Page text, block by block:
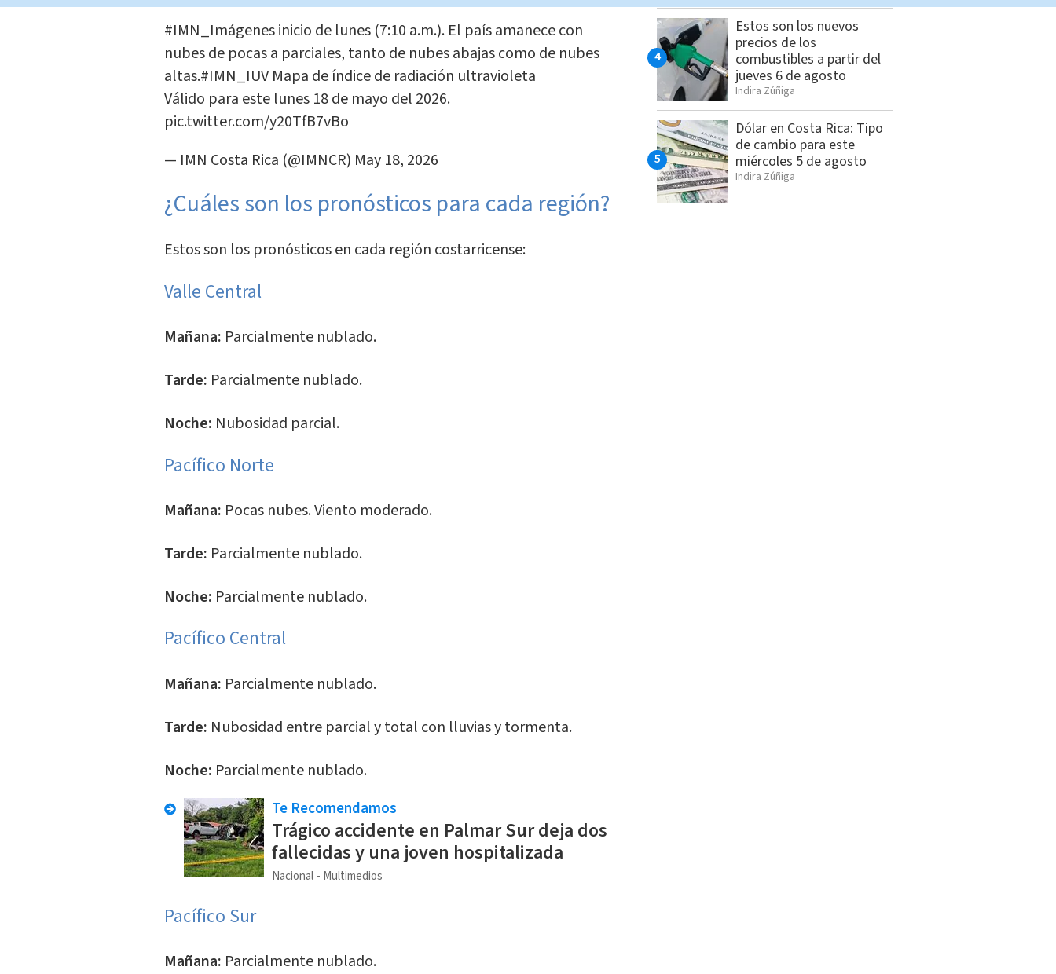
#IMN_Imágenesinicio de lunes (7:10 a.m.). El país amanece con
nubes de pocas a parciales, tanto de nubes abajas como de nubes
altas.#IMN_IUVMapa de índice de radiación ultravioleta
Válido para este lunes 18 de mayo del 2026.
pic.twitter.com/y20TfB7vBo
— IMN Costa Rica (@IMNCR) May 18, 2026
¿Cuáles son los pronósticos para cada región?
Estos son los pronósticos en cada región costarricense:
Valle Central
Mañana: Parcialmente nublado.
Tarde: Parcialmente nublado.
Noche: Nubosidad parcial.
Pacífico Norte
Mañana: Pocas nubes. Viento moderado.
Tarde: Parcialmente nublado.
Noche: Parcialmente nublado.
Pacífico Central
Mañana: Parcialmente nublado.
Tarde: Nubosidad entre parcial y total con lluvias y tormenta.
Noche: Parcialmente nublado.
Te Recomendamos
Trágico accidente en Palmar Sur deja dos
fallecidas y una joven hospitalizada
Nacional Multimedios
Pacífico Sur
Mañana: Parcialmente nublado.
Estos son los nuevos
precios de los
combustibles a partir del
jueves 6 de agosto
Indira Zúñiga
Dólar en Costa Rica: Tipo
de cambio para este
miércoles 5 de agosto
Indira Zúñiga